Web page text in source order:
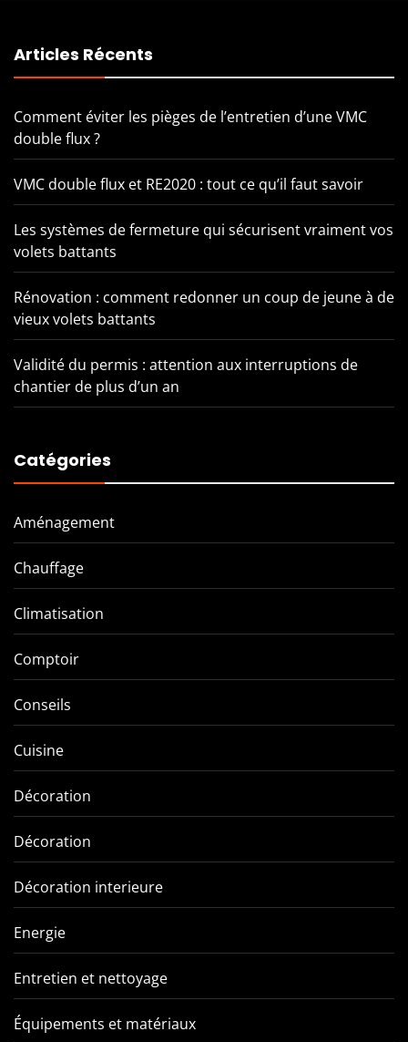
Articles Récents
Comment éviter les pièges de l’entretien d’une VMC
double flux ?
VMC double flux et RE2020 : tout ce qu’il faut savoir
Les systèmes de fermeture qui sécurisent vraiment vos
volets battants
Rénovation : comment redonner un coup de jeune à de
vieux volets battants
Validité du permis : attention aux interruptions de
chantier de plus d’un an
Catégories
Aménagement
Chauffage
Climatisation
Comptoir
Conseils
Cuisine
Décoration
Décoration
Décoration interieure
Energie
Entretien et nettoyage
Équipements et matériaux